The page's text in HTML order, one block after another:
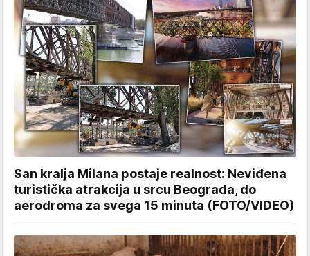
San kralja Milana postaje realnost: Neviđena
turistička atrakcija u srcu Beograda, do
aerodroma za svega 15 minuta (FOTO/VIDEO)